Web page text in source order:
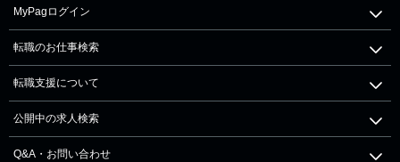
MyPagログイン
転職のお仕事検索
転職支援について
公開中の求人検索
Q&A・お問い合わせ